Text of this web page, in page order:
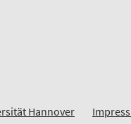
Hannover